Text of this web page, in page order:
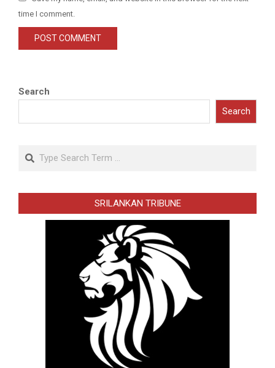
time I comment.
Search
Search
Search
SRILANKAN TRIBUNE